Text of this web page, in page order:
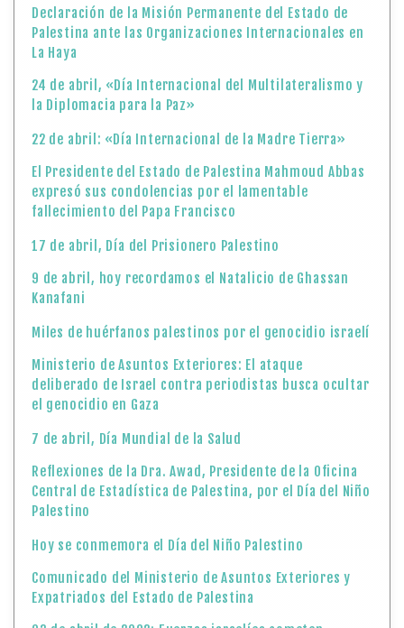
Declaración de la Misión Permanente del Estado de
Palestina ante las Organizaciones Internacionales en
La Haya
24 de abril, «Día Internacional del Multilateralismo y
la Diplomacia para la Paz»
22 de abril: «Día Internacional de la Madre Tierra»
El Presidente del Estado de Palestina Mahmoud Abbas
expresó sus condolencias por el lamentable
fallecimiento del Papa Francisco
17 de abril, Día del Prisionero Palestino
9 de abril, hoy recordamos el Natalicio de Ghassan
Kanafani
Miles de huérfanos palestinos por el genocidio israelí
Ministerio de Asuntos Exteriores: El ataque
deliberado de Israel contra periodistas busca ocultar
el genocidio en Gaza
7 de abril, Día Mundial de la Salud
Reflexiones de la Dra. Awad, Presidente de la Oficina
Central de Estadística de Palestina, por el Día del Niño
Palestino
Hoy se conmemora el Día del Niño Palestino
Comunicado del Ministerio de Asuntos Exteriores y
Expatriados del Estado de Palestina